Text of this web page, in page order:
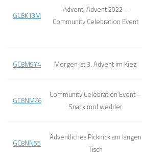
GC8K13M
Advent, Advent 2022 –
Community Celebration Event
GC8M9Y4 Morgen ist 3. Advent im Kiez
GC8NMZ6
Community Celebration Event –
Snack mol wedder
GC8NN55
Adventliches Picknick am langen
Tisch